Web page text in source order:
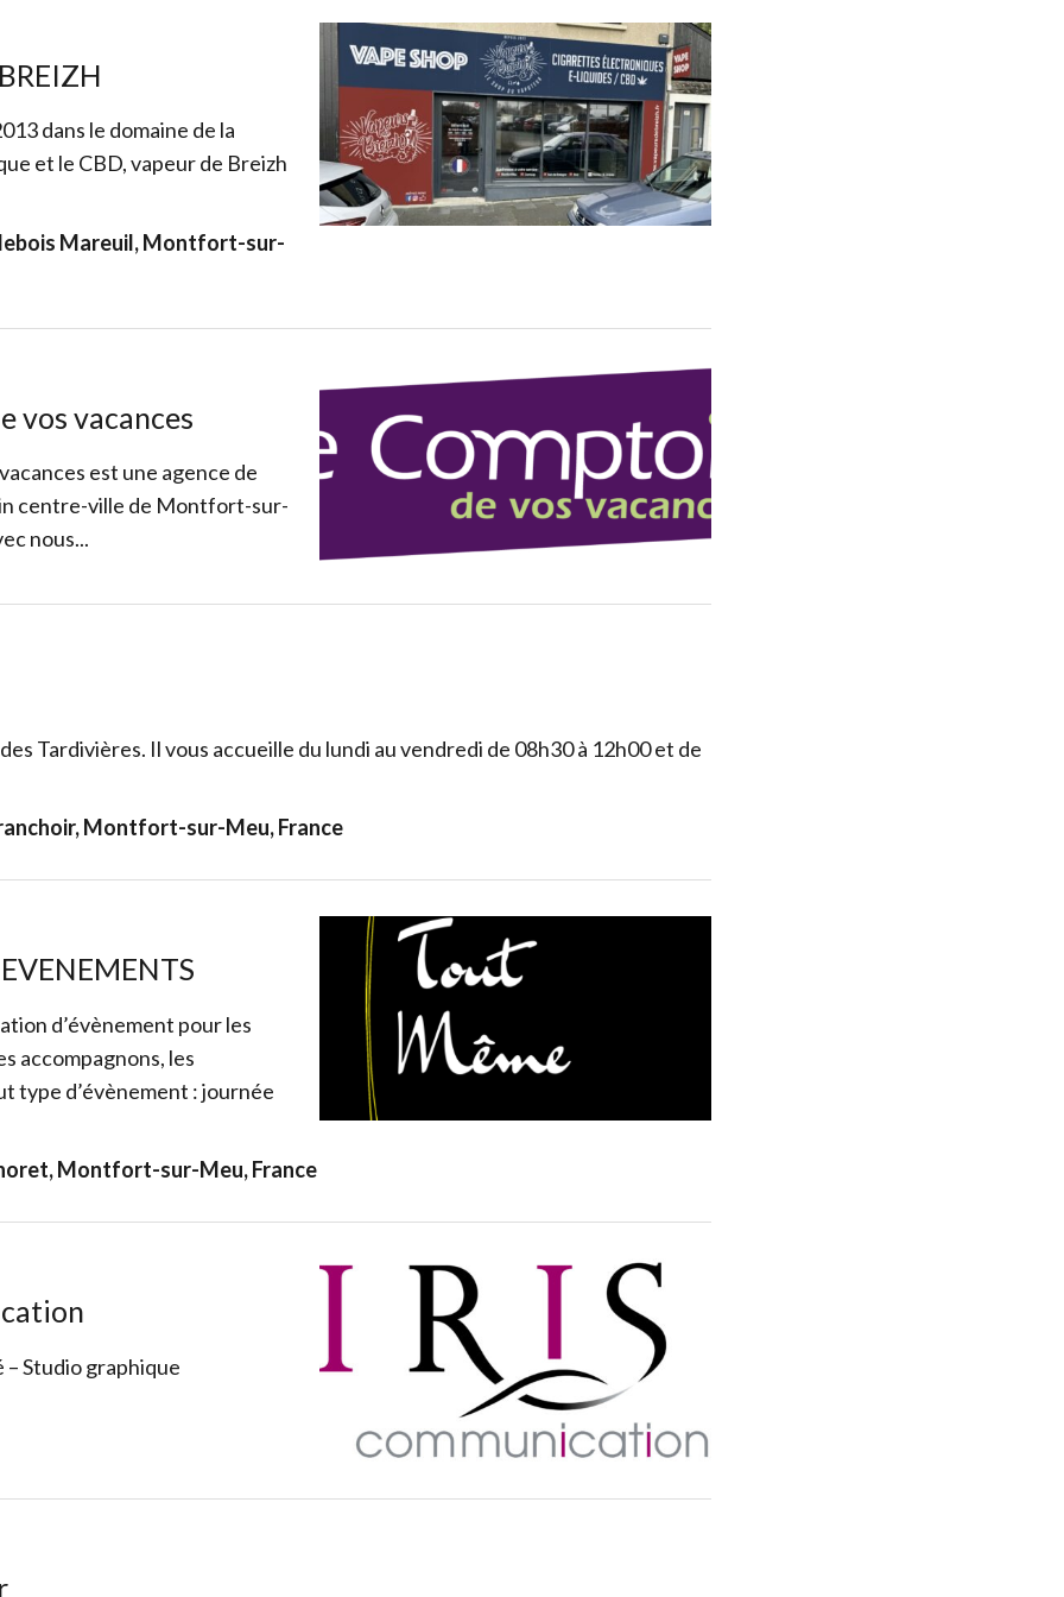
dans le domaine de la
et le CBD, vapeur de Breizh
Mareuil, Montfort-sur-
vos vacances
est une agence de
centre-ville de Montfort-sur-
nous...
Tardivières. Il vous accueille du lundi au vendredi de 08h30 à 12h00 et de
Montfort-sur-Meu, France
d’évènement pour les
accompagnons, les
type d’évènement : journée
Montfort-sur-Meu, France
Studio graphique